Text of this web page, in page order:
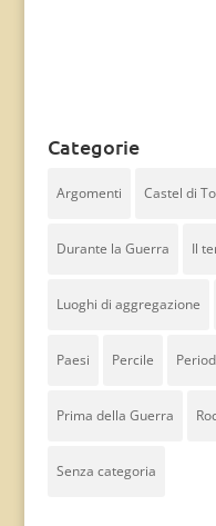
Categorie
Argomenti Castel di
Durante la Guerra Il
Luoghi di aggregazione
Paesi Percile
Prima della Guerra
Senza categoria